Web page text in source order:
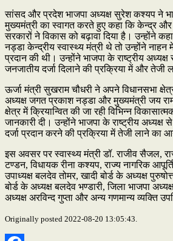
सांसद और प्रदेश भाजपा अध्यक्ष सुरेश कश्यप ने
मुख्यमंत्री का स्वागत करते हुए कहा कि केन्द्र
सरकारों ने विकास को बढ़ावा दिया है। उन्होंने
नड्डा केन्द्रीय स्वास्थ्य मंत्री थे तो उन्होंने
प्रदान की थी। उन्होंने भाजपा के राष्ट्रीय
जनजातीय दर्जा दिलाने की प्रक्रिया में और तेजी
ऊर्जा मंत्री सुखराम चौधरी ने अपने विधानसभा
अध्यक्ष जगत प्रकाश नड्डा और मुख्यमंत्री जय
क्षेत्र में क्रियान्वित की जा रही विभिन्न
जानकारी दी। उन्होंने भाजपा के राष्ट्रीय अध्यक्ष
दर्जा प्रदान करने की प्रक्रिया में तेजी लाने का
इस अवसर पर स्वास्थ्य मंत्री डॉ. राजीव सैजल,
टण्डन, विधायक रीना कश्यप, राज्य नागरिक
उपाध्यक्ष बलदेव तोमर, खादी बोर्ड के अध्यक्ष
बोर्ड के अध्यक्ष बलदेव भण्डारी, जिला भाजपा
अध्यक्ष अरविन्द गुप्ता और अन्य गणमान्य व्यक्ति
Originally posted 2022-08-20 13:05:43.